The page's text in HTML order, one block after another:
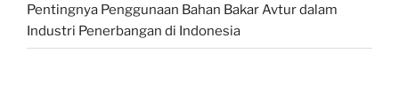
Pentingnya Penggunaan Bahan Bakar Avtur dalam
Industri Penerbangan di Indonesia